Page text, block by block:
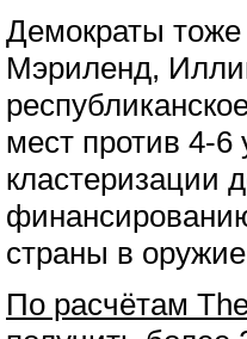
Демократы тоже
Мэриленд,
мест против 4-6
кластеризации
страны в
По расчётам